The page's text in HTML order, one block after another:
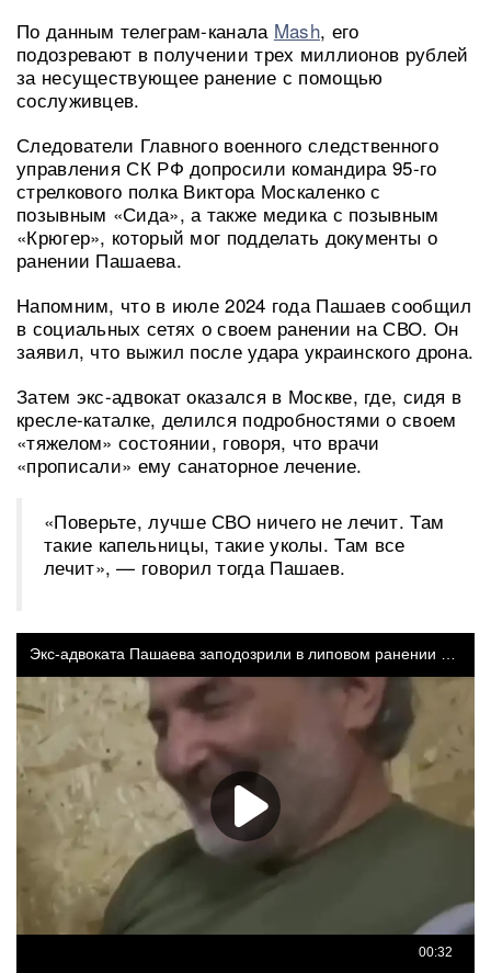
По данным телеграм-канала Mash, его
подозревают в получении трех миллионов рублей
за несуществующее ранение с помощью
сослуживцев.
Следователи Главного военного следственного
управления СК РФ допросили командира 95-го
стрелкового полка Виктора Москаленко с
позывным «Сида», а также медика с позывным
«Крюгер», который мог подделать документы о
ранении Пашаева.
Напомним, что в июле 2024 года Пашаев сообщил
в социальных сетях о своем ранении на СВО. Он
заявил, что выжил после удара украинского дрона.
Затем экс-адвокат оказался в Москве, где, сидя в
кресле-каталке, делился подробностями о своем
«тяжелом» состоянии, говоря, что врачи
«прописали» ему санаторное лечение.
«Поверьте, лучше СВО ничего не лечит. Там
такие капельницы, такие уколы. Там все
лечит», — говорил тогда Пашаев.